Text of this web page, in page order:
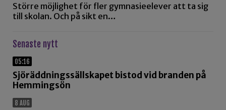
Större möjlighet för fler gymnasieelever att ta sig
till skolan. Och på sikt en…
Senaste nytt
05:16
Sjöräddningssällskapet bistod vid branden på
Hemmingsön
8 AUG